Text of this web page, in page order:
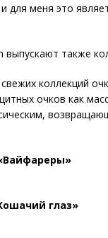
меня это
также
коллекций
очков как
глаз»